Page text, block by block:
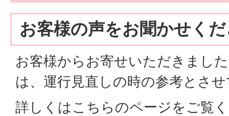
お客様の声をお聞かせく
お客様からお寄せいただきまし
は、運行見直しの時の参考とさ
詳しくはこちらのページをご覧